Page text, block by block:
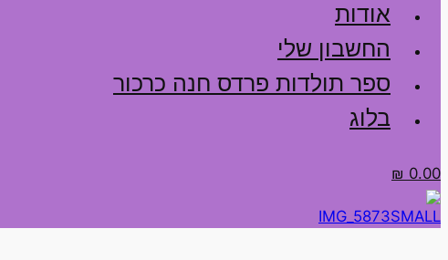
אודות
החשבון שלי
ספר תולדות פרדס חנה כרכור
בלוג
0.00
₪